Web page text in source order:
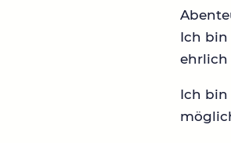
Ich bin
ehrlich
Ich bin